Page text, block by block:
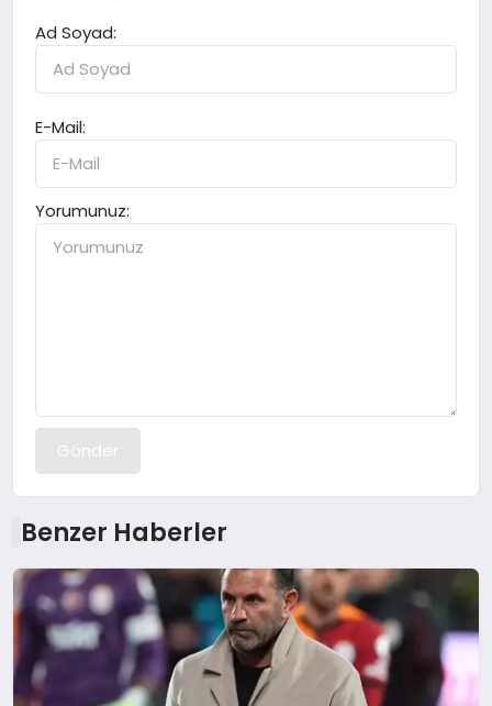
Ad Soyad:
E-Mail:
Yorumunuz:
Gönder
Benzer Haberler